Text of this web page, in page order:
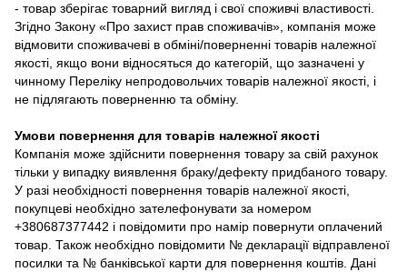
- товар зберігає товарний вигляд і свої споживчі властивості.
Згідно Закону «Про захист прав споживачів», компанія може
відмовити споживачеві в обміні/поверненні товарів належної
якості, якщо вони відносяться до категорій, що зазначені у
чинному Переліку непродовольчих товарів належної якості, і
не підлягають поверненню та обміну.
Умови повернення для товарів належної якості
Компанія може здійснити повернення товару за свій рахунок
тільки у випадку виявлення браку/дефекту придбаного товару.
У разі необхідності повернення товарів належної якості,
покупцеві необхідно зателефонувати за номером
+380687377442 і повідомити про намір повернути оплачений
товар. Також необхідно повідомити № декларації відправленої
посилки та № банківської карти для повернення коштів. Дані